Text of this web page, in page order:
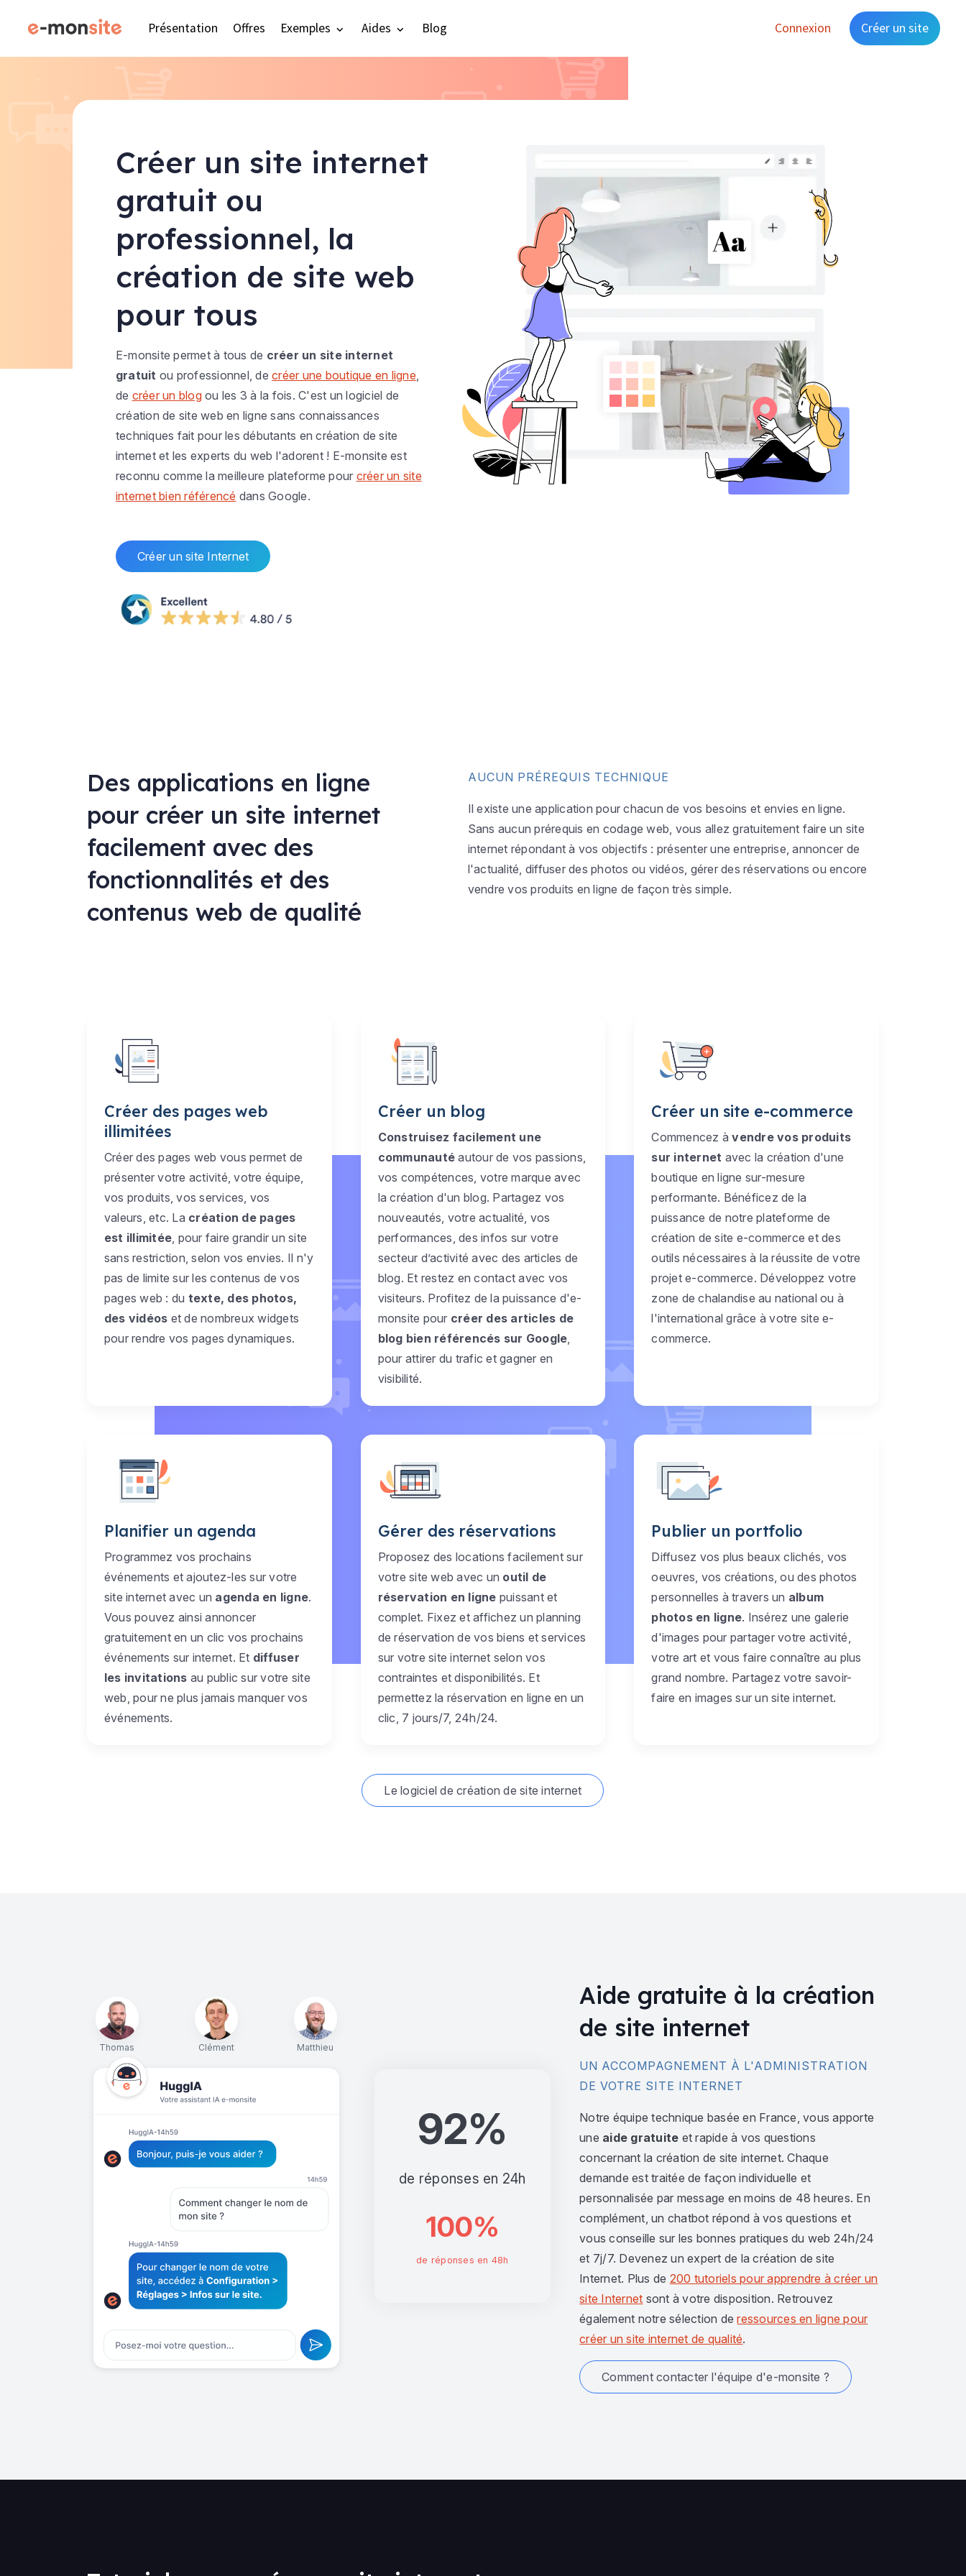
Présentation Offres Exemples Aides Blog Connexion Créer un site
Créer un site internet
gratuit ou
professionnel, la
création de site web
pour tous
E-monsite permet à tous de créer un site internet
gratuit ou professionnel, decréer une boutique en ligne,
de créer un blogou les 3 à la fois. C'est un logiciel de
création de site web en ligne sans connaissances
techniques fait pour les débutants en création de site
internet et les experts du web l'adorent ! E-monsite est
reconnu comme la meilleure plateforme pour créer un site
internet bien référencé dans Google.
Créer un site Internet
Des applications en ligne
pour créer un site internet
facilement avec des
fonctionnalités et des
contenus web de qualité
AUCUN PRÉREQUIS TECHNIQUE
Il existe une application pour chacun de vos besoins et envies en ligne.
Sans aucun prérequis en codage web, vous allez gratuitement faire un site
internet répondant à vos objectifs : présenter une entreprise, annoncer de
l'actualité, diffuser des photos ou vidéos, gérer des réservations ou encore
vendre vos produits en ligne de façon très simple.
Créer des pages web
illimitées
Créer des pages web vous permet de
présenter votre activité, votre équipe,
vos produits, vos services, vos
valeurs, etc. La création de pages
est illimitée , pour faire grandir un site
sans restriction, selon vos envies. Il n'y
pas de limite sur les contenus de vos
pages web : du texte, des photos,
des vidéos et de nombreux widgets
pour rendre vos pages dynamiques.
Créer un blog
Construisez facilement une
communauté autour de vos passions,
vos compétences, votre marque avec
la création d'un blog. Partagez vos
nouveautés, votre actualité, vos
performances, des infos sur votre
secteur d’activité avec des articles de
blog. Et restez en contact avec vos
visiteurs. Profitez de la puissance d'e-
monsite pour créer des articles de
blog bien référencés sur Google
pour attirer du trafic et gagner en
visibilité.
Créer un site e-commerce
Commencez àvendre vos produits
sur internet avec la création d'une
boutique en ligne sur-mesure
performante. Bénéficez de la
puissance de notre plateforme de
création de site e-commerce et des
outils nécessaires à la réussite de votre
projet e-commerce. Développez votre
zone de chalandise au national ou à
l'international grâce à votre site e-
commerce.
Planifier un agenda
Programmez vos prochains
événements et ajoutez-les sur votre
site internet avec un agenda en ligne.
Vous pouvez ainsi annoncer
gratuitement en un clic vos prochains
événements sur internet. Et diffuser
les invitations au public sur votre site
web, pour ne plus jamais manquer vos
événements.
Gérer des réservations
Proposez des locations facilement sur
votre site web avec un outil de
réservation en ligne puissant et
complet. Fixez et affichez un planning
de réservation de vos biens et services
sur votre site internet selon vos
contraintes et disponibilités. Et
permettez la réservation en ligne en un
clic, 7 jours/7, 24h/24.
Publier un portfolio
Diffusez vos plus beaux clichés, vos
oeuvres, vos créations, ou des photos
personnelles à travers un album
photos en ligne. Insérez une galerie
d'images pour partager votre activité,
votre art et vous faire connaître au plus
grand nombre. Partagez votre savoir-
faire en images sur un site internet.
Le logiciel de création de site internet
Thomas Clément Matthieu
92%
de réponses en 24h
100%
de réponses en 48h
Aide gratuite à la création
de site internet
UN ACCOMPAGNEMENT À L'ADMINISTRATION
DE VOTRE SITE INTERNET
Notre équipe technique basée en France, vous apporte
une aide gratuite et rapide à vos questions
concernant la création de site internet. Chaque
demande est traitée de façon individuelle et
personnalisée par message en moins de 48 heures. En
complément, un chatbot répond à vos questions et
vous conseille sur les bonnes pratiques du web 24h/24
et 7j/7. Devenez un expert de la création de site
Internet. Plus de 200 tutoriels pour apprendre à créer un
site Internet sont à votre disposition. Retrouvez
également notre sélection deressources en ligne pour
créer un site internet de qualité.
Comment contacter l'équipe d'e-monsite ?